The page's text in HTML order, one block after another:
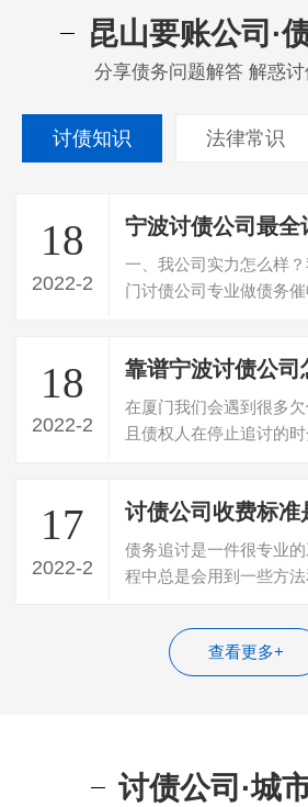
昆山要账公司·
分享债务问题解答 解惑
讨债知识 法律常识
18
2022-2
一、我公司实力怎么样
门讨债公司专业做债务
18
2022-2
在厦门我们会遇到很多
且债权人在停止追讨的
17
2022-2
债务追讨是一件很专业
程中总是会用到一些方
查看更多+
讨债公司·城